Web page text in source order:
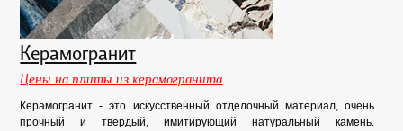
Керамогранит
Цены на плиты из керамогранита
Керамогранит - это искусственный отделочный материал, очень
прочный и твёрдый, имитирующий натуральный камень.